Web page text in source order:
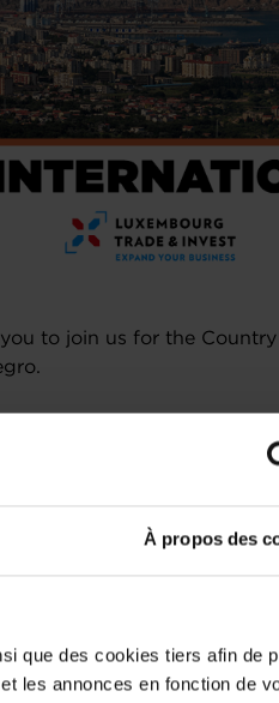
À propos des
que des cookies tiers afin de
les annonces en fonction de
to join us for the Country
reforms and a
as an attractive destination
expansion. Its strategic
policies, has
to the Western
insights into Montenegro's
developments in key
and logistics.